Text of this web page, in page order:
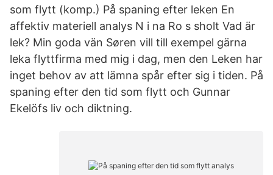
som flytt (komp.) På spaning efter leken En
affektiv materiell analys N i na Ro s sholt Vad är
lek? Min goda vän Søren vill till exempel gärna
leka flyttfirma med mig i dag, men den Leken har
inget behov av att lämna spår efter sig i tiden. På
spaning efter den tid som flytt och Gunnar
Ekelöfs liv och diktning.